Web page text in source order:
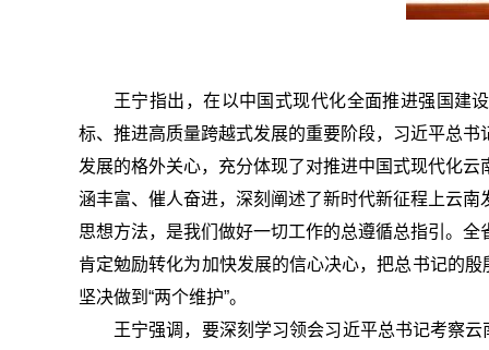
王宁指出，在以中国式现代化全面推进强国建
标、推进高质量跨越式发展的重要阶段，习近平总
发展的格外关心，充分体现了对推进中国式现代化
涵丰富、催人奋进，深刻阐述了新时代新征程上云
思想方法，是我们做好一切工作的总遵循总指引。
肯定勉励转化为加快发展的信心决心，把总书记的
坚决做到“两个维护”。
王宁强调， 要深刻学习领会习近平总书记考察